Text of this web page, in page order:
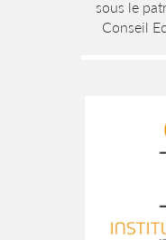
sous le
Conseil